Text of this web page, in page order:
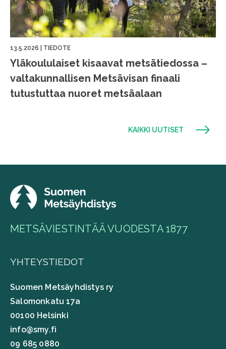
13.5.2026 TIEDOTE
Yläkoululaiset kisaavat metsätiedossa –
valtakunnallisen Metsävisan finaali
tutustuttaa nuoret metsäalaan
KAIKKI UUTISET
METSÄVIESTINTÄÄ VUODESTA 1877
YHTEYSTIEDOT
Suomen Metsäyhdistys ry
Salomonkatu 17a
00100 Helsinki
info@smy.fi
09 685 0880